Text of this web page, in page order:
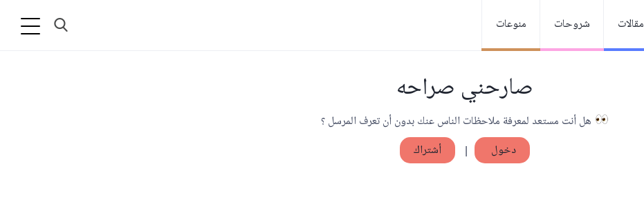
منوعات شروحات مقالات
صارحني صراحه
دخول
| أشتراك